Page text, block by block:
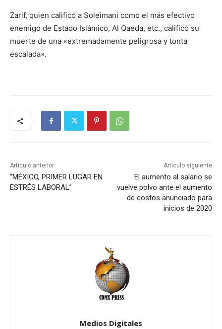
Zarif, quien calificó a Soleimani como el más efectivo
enemigo de Estado Islámico, Al Qaeda, etc., calificó su
muerte de una «extremadamente peligrosa y tonta
escalada».
Artículo anterior
“MÉXICO, PRIMER LUGAR EN
ESTRÉS LABORAL”
Artículo siguiente
El aumento al salario se
vuelve polvo ante el aumento
de costos anunciado para
inicios de 2020
Medios Digitales